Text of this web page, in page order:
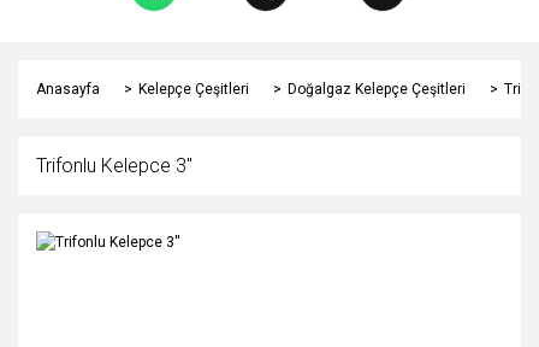
Anasayfa Kelepçe Çeşitleri Doğalgaz Kelepçe Çeşitleri
Trifonlu Kelepce 3''